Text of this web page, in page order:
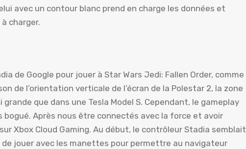
avec un contour blanc prend en charge les données et
charger.
de Google pour jouer à Star Wars Jedi: Fallen Order, comme
de l’orientation verticale de l’écran de la Polestar 2, la zone
que dans une Tesla Model S. Cependant, le gameplay
bogué. Après nous être connectés avec la force et avoir
Xbox Cloud Gaming. Au début, le contrôleur Stadia semblait
jouer avec les manettes pour permettre au navigateur